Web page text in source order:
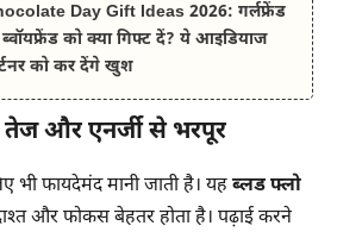
Day Gift Ideas 2026: गर्लफ्रेंड
ब्वॉयफ्रेंड को क्या गिफ्ट दें? ये आइडियाज
को कर देंगे खुश
तेज और एनर्जी से भरपूर
भी फायदेमंद मानी जाती है। यहब्लड फ्लो
और फोकस बेहतर होता है। पढ़ाई करने